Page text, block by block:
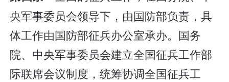
央军事委员会领导下，由国防部负责，具
体工作由国防部征兵办公室承办。国务
院、中央军事委员会建立全国征兵工作部
际联席会议制度，统筹协调全国征兵工